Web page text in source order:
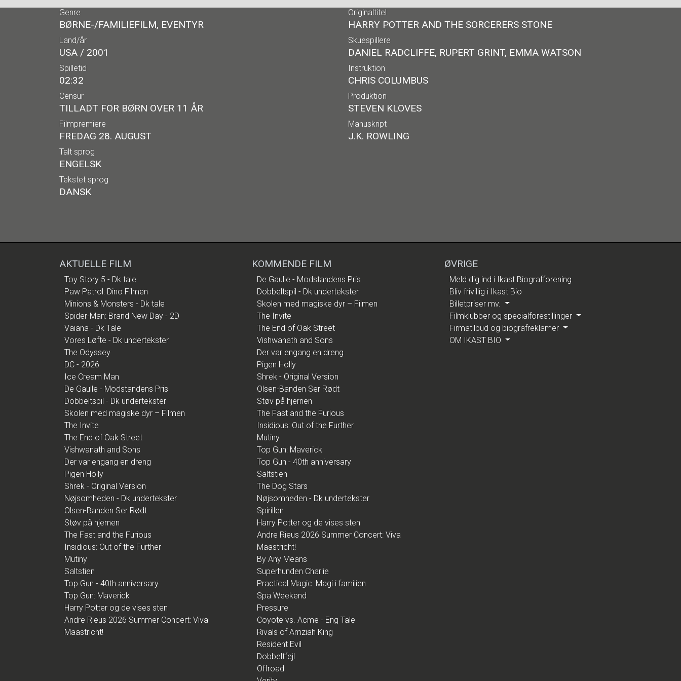
Genre
BØRNE-/FAMILIEFILM, EVENTYR
Land/år
USA / 2001
Spilletid
02:32
Censur
TILLADT FOR BØRN OVER 11 ÅR
Filmpremiere
FREDAG 28. AUGUST
Talt sprog
ENGELSK
Tekstet sprog
DANSK
Originaltitel
HARRY POTTER AND THE SORCERERS STONE
Skuespillere
DANIEL RADCLIFFE, RUPERT GRINT, EMMA WATSON
Instruktion
CHRIS COLUMBUS
Produktion
STEVEN KLOVES
Manuskript
J.K. ROWLING
AKTUELLE FILM
Toy Story 5 - Dk tale
Paw Patrol: Dino Filmen
Minions & Monsters - Dk tale
Spider-Man: Brand New Day - 2D
Vaiana - Dk Tale
Vores Løfte - Dk undertekster
The Odyssey
DC - 2026
Ice Cream Man
De Gaulle - Modstandens Pris
Dobbeltspil - Dk undertekster
Skolen med magiske dyr – Filmen
The Invite
The End of Oak Street
Vishwanath and Sons
Der var engang en dreng
Pigen Holly
Shrek - Original Version
Nøjsomheden - Dk undertekster
Olsen-Banden Ser Rødt
Støv på hjernen
The Fast and the Furious
Insidious: Out of the Further
Mutiny
Saltstien
Top Gun - 40th anniversary
Top Gun: Maverick
Harry Potter og de vises sten
Andre Rieus 2026 Summer Concert: Viva
Maastricht!
KOMMENDE FILM
De Gaulle - Modstandens Pris
Dobbeltspil - Dk undertekster
Skolen med magiske dyr – Filmen
The Invite
The End of Oak Street
Vishwanath and Sons
Der var engang en dreng
Pigen Holly
Shrek - Original Version
Olsen-Banden Ser Rødt
Støv på hjernen
The Fast and the Furious
Insidious: Out of the Further
Mutiny
Top Gun: Maverick
Top Gun - 40th anniversary
Saltstien
The Dog Stars
Nøjsomheden - Dk undertekster
Spirillen
Harry Potter og de vises sten
Andre Rieus 2026 Summer Concert: Viva
Maastricht!
By Any Means
Superhunden Charlie
Practical Magic: Magi i familien
Spa Weekend
Pressure
Coyote vs. Acme - Eng Tale
Rivals of Amziah King
Resident Evil
Dobbeltfejl
Offroad
ØVRIGE
Meld dig ind i Ikast Biografforening
Bliv frivillig i Ikast Bio
Billetpriser mv.
Filmklubber og specialforestillinger
Firmatilbud og biografreklamer
OM IKAST BIO